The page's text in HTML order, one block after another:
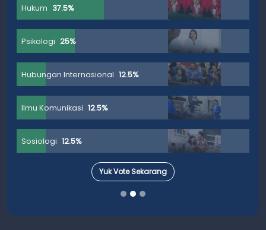
Hukum 37.5%
Psikologi 25%
Hubungan Internasional 12.5%
Ilmu Komunikasi 12.5%
Sosiologi 12.5%
Yuk Vote Sekarang